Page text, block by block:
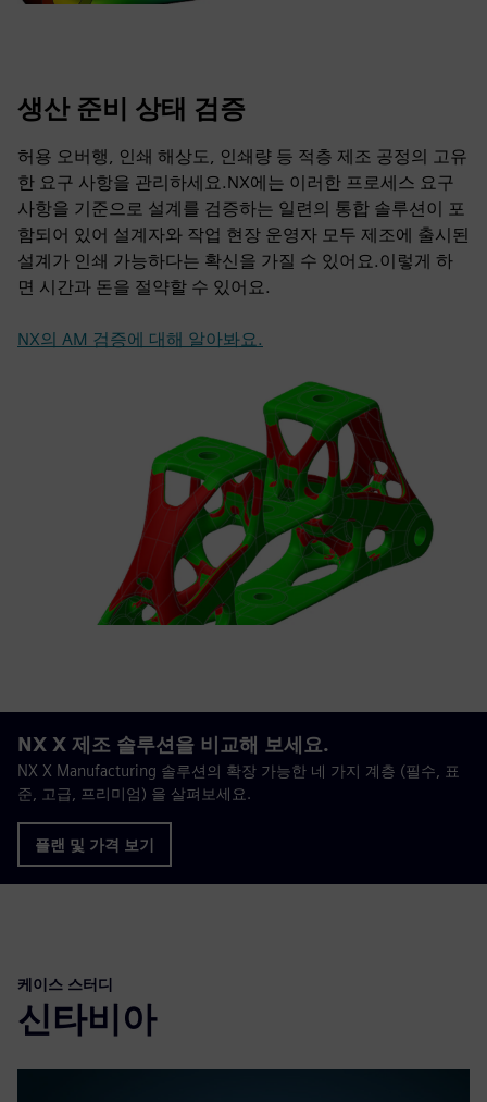
생산 준비 상태 검증
허용 오버행, 인쇄 해상도, 인쇄량 등 적층 제조 공정의 고유
한 요구 사항을 관리하세요.NX에는 이러한 프로세스 요구
사항을 기준으로 설계를 검증하는 일련의 통합 솔루션이 포
함되어 있어 설계자와 작업 현장 운영자 모두 제조에 출시된
설계가 인쇄 가능하다는 확신을 가질 수 있어요.이렇게 하
면 시간과 돈을 절약할 수 있어요.
NX의 AM 검증에 대해 알아봐요.
NX X 제조 솔루션을 비교해 보세요.
NX X Manufacturing 솔루션의 확장 가능한 네 가지 계층 (필수, 표
준, 고급, 프리미엄) 을 살펴보세요.
플랜 및 가격 보기
케이스 스터디
신타비아